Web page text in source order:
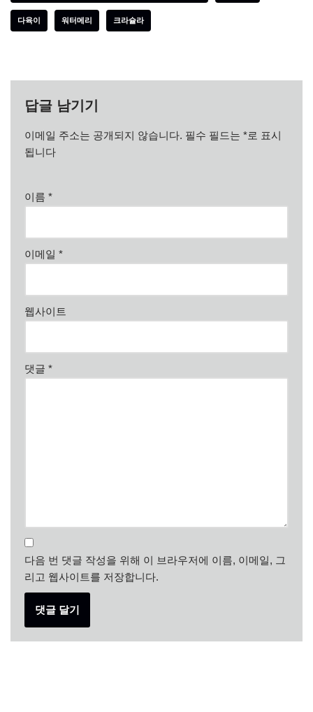
다육이 워터메리 크라슐라
답글 남기기
이메일 주소는 공개되지 않습니다. 필수 필드는 *로 표시
됩니다
이름 *
이메일 *
웹사이트
댓글 *
다음 번 댓글 작성을 위해 이 브라우저에 이름, 이메일, 그
리고 웹사이트를 저장합니다.